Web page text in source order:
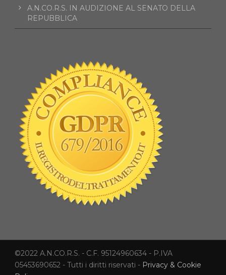
A.N.CO.R.S. IN AUDIZIONE AL SENATO DELLA
REPUBBLICA
©2022 A.N.CO.R.S. - C.F. 95124960634 - P.IVA
05453690652 - Tutti i diritti riservati - Privacy & Cookie